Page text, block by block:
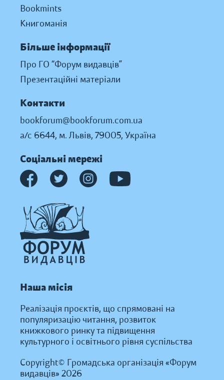
Bookmints
Книгоманія
Більше інформації
Про ГО “Форум видавців”
Презентаційні матеріали
Контакти
bookforum@bookforum.com.ua
а/с 6644, м. Львів, 79005, Україна
Соціальні мережі
Наша місія
Реалізація проєктів, що спрямовані на
популяризацію читання, розвиток
книжкового ринку та підвищення
культурного і освітнього рівня суспільства
Copyright© Громадська організація «Форум
видавців» 2026